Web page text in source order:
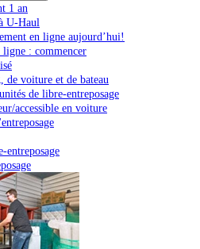
1 an
U-Haul
en ligne aujourd’hui!
ligne : commencer
de voiture et de bateau
de libre-entreposage
accessible en voiture
entreposage